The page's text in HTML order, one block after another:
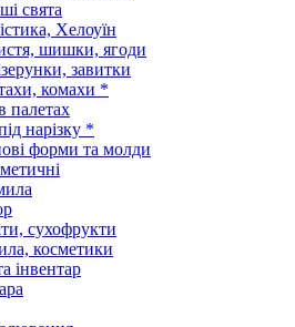
свята
Хелоуїн
шишки, ягоди
завитки
комахи *
палетах
нарізку *
форми та молди
сухофрукти
косметики
інвентар